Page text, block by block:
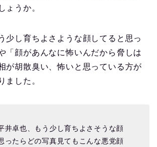
ょうか。
少し育ちよさような顔してると思っ
「顔があんなに怖いんだから脅しは
が胡散臭い、怖いと思っている方が
ました。
井卓也、もう少し育ちよさそうな顔
ったらどの写真見てもこんな悪党顔